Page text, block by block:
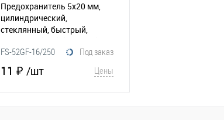
Предохранитель 5х20 мм,
цилиндрический,
стеклянный, быстрый,
Под заказ
FS-52GF-16/250
11 ₽ /шт Цены
В корзину